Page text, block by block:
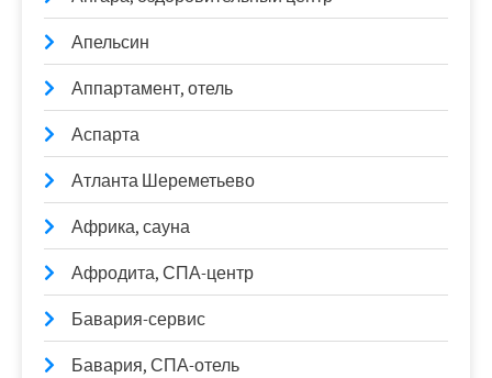
Апельсин
Аппартамент, отель
Аспарта
Атланта Шереметьево
Африка, сауна
Афродита, СПА-центр
Бавария-сервис
Бавария, СПА-отель